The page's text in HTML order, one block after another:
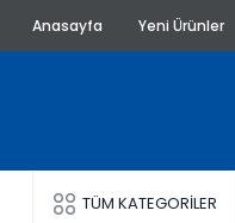
Anasayfa Yeni Ürünler
TÜM KATEGORİLER